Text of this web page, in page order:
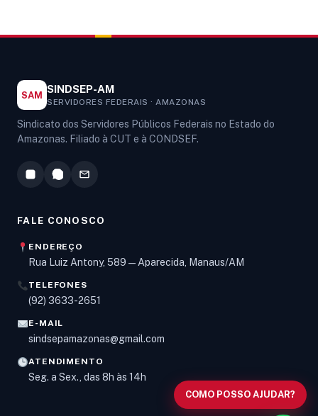
SAM SINDSEP-AM
SERVIDORES FEDERAIS · AMAZONAS
Sindicato dos Servidores Públicos Federais no Estado do
Amazonas. Filiado à CUT e à CONDSEF.
FALE CONOSCO
ENDEREÇO
Rua Luiz Antony, 589 — Aparecida, Manaus/AM
TELEFONES
(92) 3633-2651
E-MAIL
sindsepamazonas@gmail.com
ATENDIMENTO
Seg. a Sex., das 8h às 14h
COMO POSSO AJUDAR?
Olá! Digite um assunto e vou buscar em nossas